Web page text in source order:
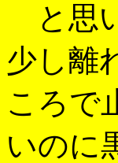
と思
少し離
ころで
いのに